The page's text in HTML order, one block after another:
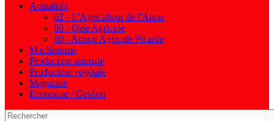
Actualités
02 - L'Agriculteur de l'Aisne
60 - Oise Agricole
80 - Action Agricole Picarde
Machinisme
Production animale
Production végétale
Magazine
Economie / Gestion